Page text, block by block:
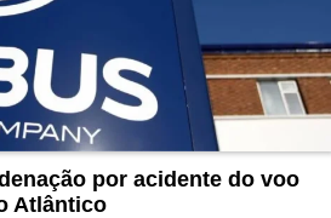
por acidente do voo
Atlântico